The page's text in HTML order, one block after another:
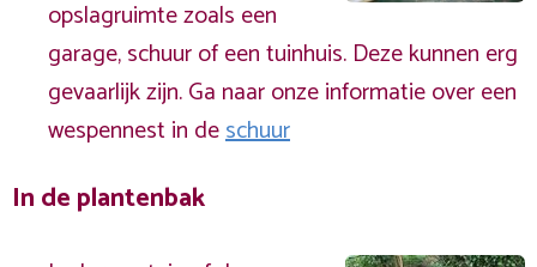
opslagruimte zoals een
garage, schuur of een tuinhuis. Deze kunnen erg
gevaarlijk zijn. Ga naar onze informatie over een
wespennest in deschuur
In de plantenbak